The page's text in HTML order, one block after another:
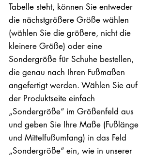
Tabelle steht, können Sie entweder
die nächstgrößere Größe wählen
(wählen Sie die größere, nicht die
kleinere Größe) oder eine
Sondergröße für Schuhe bestellen,
die genau nach Ihren Fußmaßen
angefertigt werden. Wählen Sie auf
der Produktseite einfach
„Sondergröße“ im Größenfeld aus
und geben Sie Ihre Maße (Fußlänge
und Mittelfußumfang) in das Feld
„Sondergröße“ ein, wie in unserer